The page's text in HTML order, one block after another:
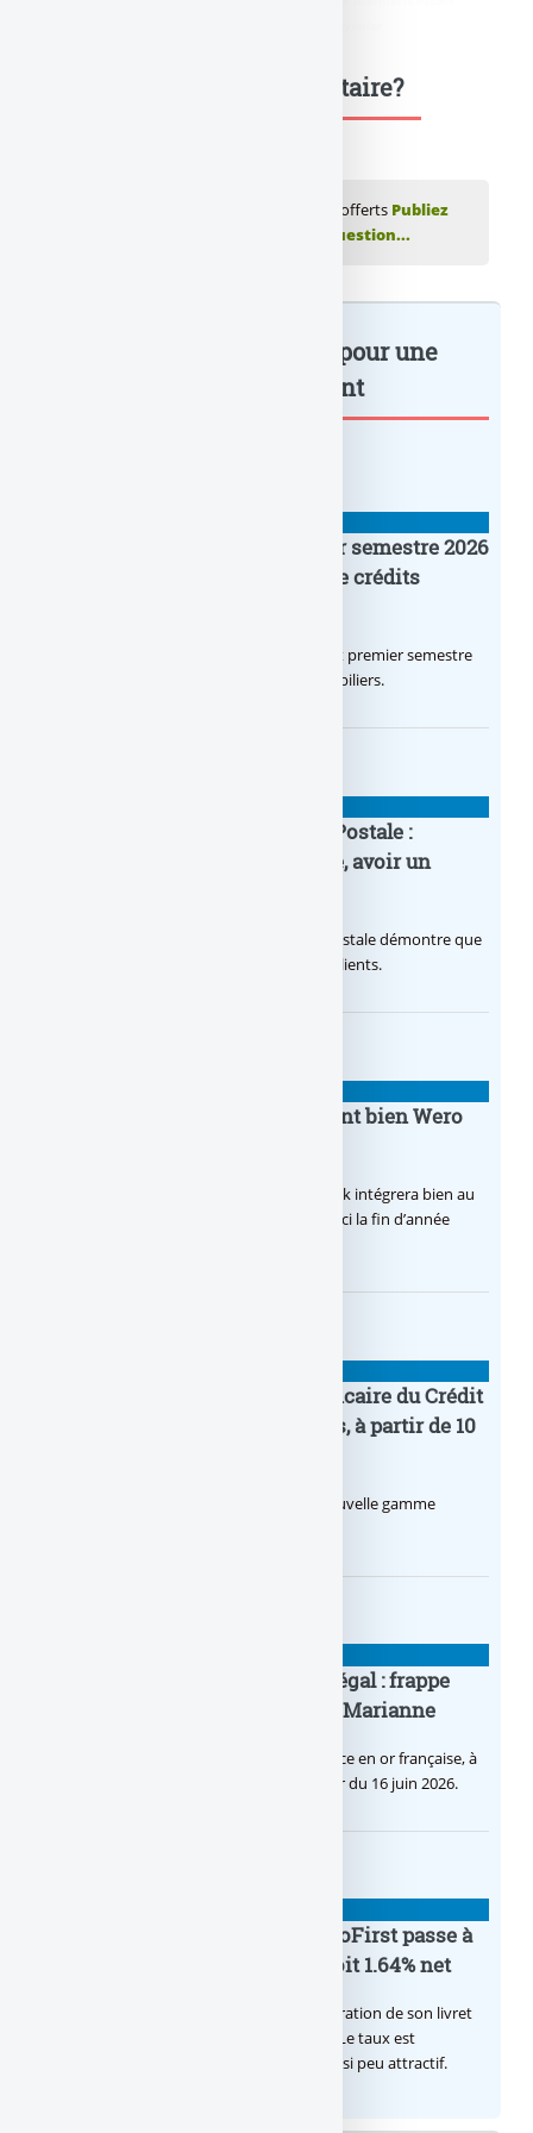
Une question, un commentaire?
💬 Réagir à cet article Fortuneo Vie : 150€ offerts Publiez
votre commentaire ou posez votre question...
Fortuneo Vie : 150€ offerts pour une
première... : à lire également
Crédit Agricole IDF : un premier semestre 2026
flamboyant, record d’encours de crédits
Le Crédit Agricole IDF a réalisé un excellent premier semestre
2026, via un octroi massif de crédits immobiliers.
20e anniversaire de la Banque Postale :
nouvelle campagne publicitaire, avoir un
Avec sa nouvelle campagne, La Banque Postale démontre que
sa citoyenneté crée de la valeur pour ses clients.
BoursoBank intègrera finalement bien Wero
Après de multiples hésitations, Boursobank intégrera bien au
final la solution de virement SEPA Wero d’ici la fin d’année
Pro by CA : la nouvelle offre bancaire du Crédit
Agricole pour les entrepreneurs, à partir de 10
Le Crédit Agricole lance Pro by CA, une nouvelle gamme
Pièce en OR française à cours légal : frappe
inaugurale du nouveau Bullion, Marianne
C’est une petite révolution, la nouvelle pièce en or française, à
cours légal, sera commercialisée à compter du 16 juin 2026.
Le taux du livret épargne BoursoFirst passe à
2.40% brut jusqu’à la fin 2026, soit 1.64% net
Boursobank augmente le taux de rémunération de son livret
épargne réservé à ses clients BoursoFirst. Le taux est
désormais est de 2.40% brut. Toujours aussi peu attractif.